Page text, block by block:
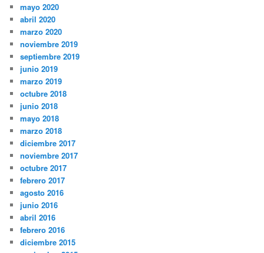
mayo 2020
abril 2020
marzo 2020
noviembre 2019
septiembre 2019
junio 2019
marzo 2019
octubre 2018
junio 2018
mayo 2018
marzo 2018
diciembre 2017
noviembre 2017
octubre 2017
febrero 2017
agosto 2016
junio 2016
abril 2016
febrero 2016
diciembre 2015